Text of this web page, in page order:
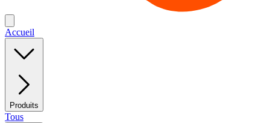
Accueil
Produits
Tous